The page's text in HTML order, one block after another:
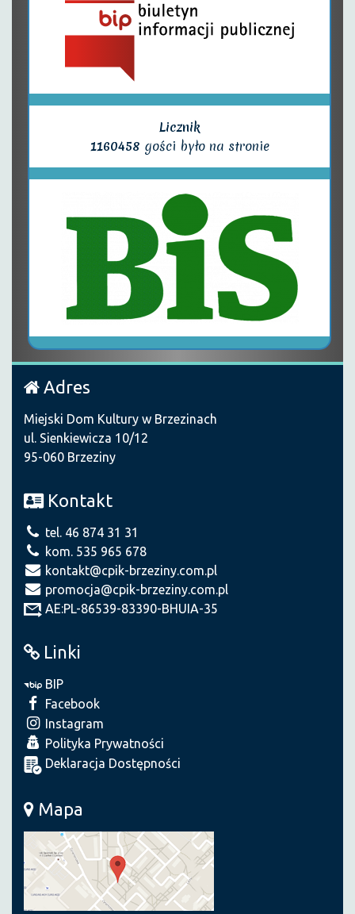
Licznik
1160458 gości było na stronie
Adres
Miejski Dom Kultury w Brzezinach
ul. Sienkiewicza 10/12
95-060 Brzeziny
Kontakt
tel. 46 874 31 31
kom. 535 965 678
kontakt@cpik-brzeziny.com.pl
promocja@cpik-brzeziny.com.pl
AE:PL-86539-83390-BHUIA-35
Linki
BIP
Facebook
Instagram
Polityka Prywatności
Deklaracja Dostępności
Mapa